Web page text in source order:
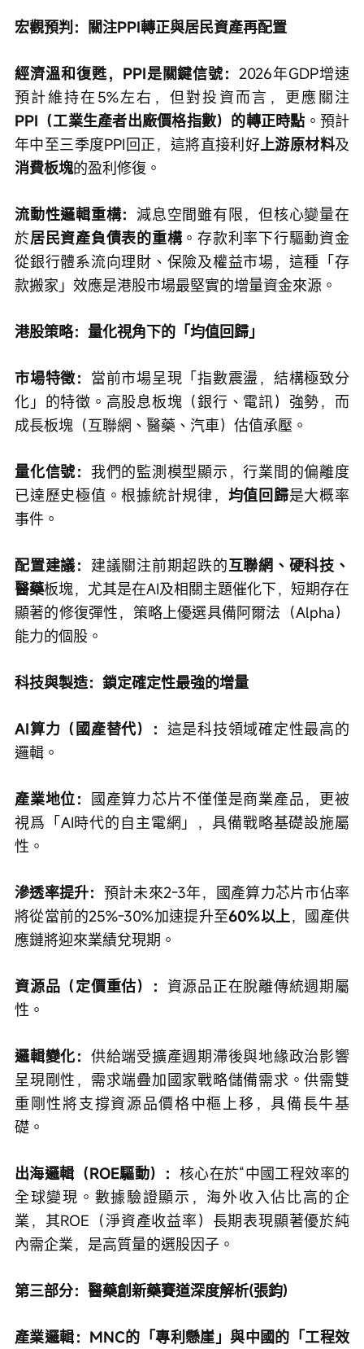
宏觀預判：關注PPI轉正與居民資產再配置
經濟溫和復甦，PPI是關鍵信號： 2026年GDP增速
預計維持在5%左右，但對投資而言，更應關注
PPI（工業生產者出廠價格指數）的轉正時點 。預計
年中至三季度PPI回正，這將直接利好上游原材料及
消費板塊的盈利修復。
流動性邏輯重構：減息空間雖有限，但核心變量在
於居民資產負債表的重構。存款利率下行驅動資金
從銀行體系流向理財、保險及權益市場，這種「存
款搬家」效應是港股市場最堅實的增量資金來源。
港股策略：量化視角下的「均值回歸」
市場特徵： 當前市場呈現「指數震盪，結構極致分
化」的特徵。高股息板塊（銀行、電訊）強勢，而
成長板塊（互聯網、醫藥、汽車）估值承壓。
量化信號： 我們的監測模型顯示，行業間的偏離度
已達歷史極值。根據統計規律， 均值回歸是大概率
事件。
配置建議： 建議關注前期超跌的互聯網、硬科技、
醫藥板塊，尤其是在AI及相關主題催化下，短期存在
顯著的修復彈性，策略上優選具備阿爾法（Alpha）
能力的個股。
科技與製造：鎖定確定性最強的增量
AI算力（國產替代）： 這是科技領域確定性最高的
邏輯。
產業地位： 國產算力芯片不僅僅是商業產品，更被
視爲「AI時代的自主電網」，具備戰略基礎設施屬
性。
滲透率提升： 預計未來2-3年，國產算力芯片市佔率
將從當前的25%-30%加速提升至60%以上，國產供
應鏈將迎來業績兌現期。
資源品（定價重估）： 資源品正在脫離傳統週期屬
性。
邏輯變化： 供給端受擴產週期滯後與地緣政治影響
呈現剛性，需求端疊加國家戰略儲備需求。供需雙
重剛性將支撐資源品價格中樞上移，具備長牛基
礎。
出海邏輯（ROE驅動）： 核心在於“中國工程效率的
全球變現。數據驗證顯示，海外收入佔比高的企
業，其ROE（淨資產收益率）長期表現顯著優於純
內需企業，是高質量的選股因子。
第三部分：醫藥創新藥賽道深度解析(張鈞)
產業邏輯：MNC的「專利懸崖」與中國的「工程效